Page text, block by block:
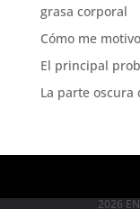
grasa corporal
Cómo me
El principal
La parte
2026